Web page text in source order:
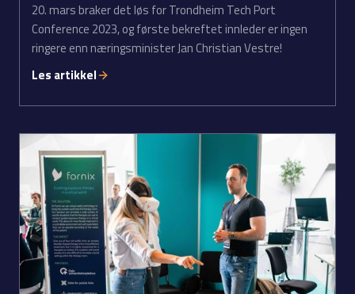
20. mars braker det løs for Trondheim Tech Port
Conference 2023, og første bekreftet innleder er ingen
ringere enn næringsminister Jan Christian Vestre!
Les artikkel